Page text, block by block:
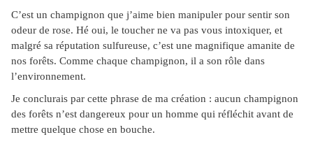
C’est un champignon que j’aime bien manipuler pour sentir son
odeur de rose. Hé oui, le toucher ne va pas vous intoxiquer, et
malgré sa réputation sulfureuse, c’est une magnifique amanite de
nos forêts. Comme chaque champignon, il a son rôle dans
l’environnement.
Je conclurais par cette phrase de ma création : aucun champignon
des forêts n’est dangereux pour un homme qui réfléchit avant de
mettre quelque chose en bouche.